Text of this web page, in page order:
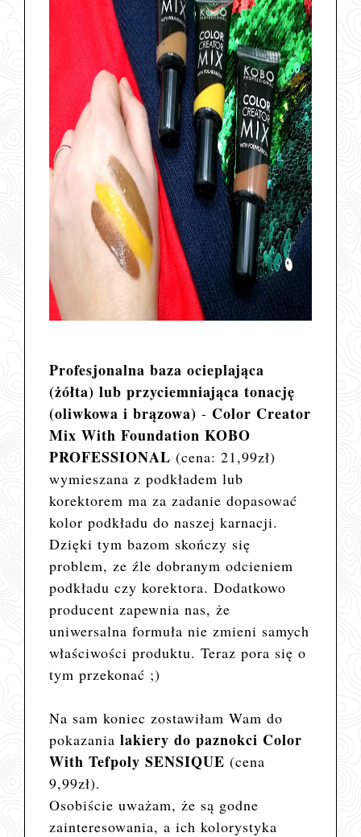
Profesjonalna baza ocieplająca
(żółta) lub przyciemniająca tonację
(oliwkowa i brązowa)- Color Creator
Mix With Foundation KOBO
PROFESSIONAL(cena: 21,99zł)
wymieszana z podkładem lub
korektorem ma za zadanie dopasować
kolor podkładu do naszej karnacji.
Dzięki tym bazom skończy się
problem, ze źle dobranym odcieniem
podkładu czy korektora. Dodatkowo
producent zapewnia nas, że
uniwersalna formuła nie zmieni samych
właściwości produktu. Teraz pora się o
tym przekonać ;)
Na sam koniec zostawiłam Wam do
pokazanialakiery do paznokci Color
With Tefpoly SENSIQUE(cena
9,99zł).
Osobiście uważam, że są godne
zainteresowania, a ich kolorystyka